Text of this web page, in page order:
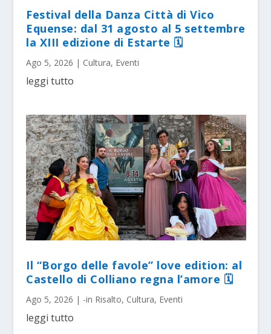
Festival della Danza Città di Vico
Equense: dal 31 agosto al 5 settembre
la XIII edizione di Estarte 🗓
Ago 5, 2026 | Cultura, Eventi
leggi tutto
Il “Borgo delle favole” love edition: al
Castello di Colliano regna l’amore 🗓
Ago 5, 2026 | -in Risalto, Cultura, Eventi
leggi tutto